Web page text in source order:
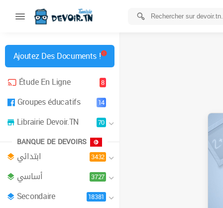
Ajoutez Des Documents !
Étude En Ligne
8
Groupes éducatifs 14
Librairie Devoir.TN 70
BANQUE DE DEVOIRS
ابتدائي 3432
أساسي 3727
Secondaire 18381